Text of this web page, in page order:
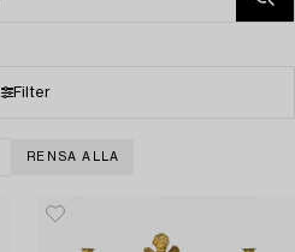
Filter
RENSA ALLA